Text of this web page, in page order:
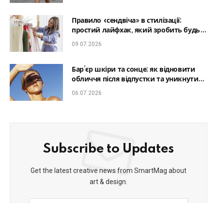
Правило «сендвіча» в стилізації:
простий лайфхак, який зробить будь-
який образ гармонійним
09.07.2026
Бар’єр шкіри та сонце: як відновити
обличчя після відпустки та уникнути
фотостаріння
06.07.2026
Subscribe to Updates
Get the latest creative news from SmartMag about
art & design.